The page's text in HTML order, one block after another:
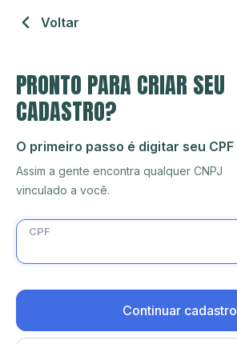
Voltar
PRONTO PARA CRIAR SEU
CADASTRO?
O primeiro passo é digitar seu CPF
Assim a gente encontra qualquer CNPJ
vinculado a você.
CPF
Continuar cadastro